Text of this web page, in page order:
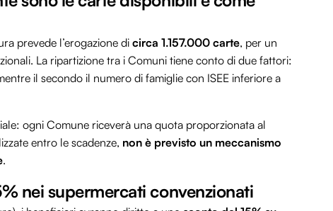
prevede l’erogazione di circa 1.157.000 carte, per un
La ripartizione tra i Comuni tiene conto di due fattori:
il secondo il numero di famiglie con ISEE inferiore a
ogni Comune riceverà una quota proporzionata al
entro le scadenze, non è previsto un meccanismo
.
nei supermercati convenzionati